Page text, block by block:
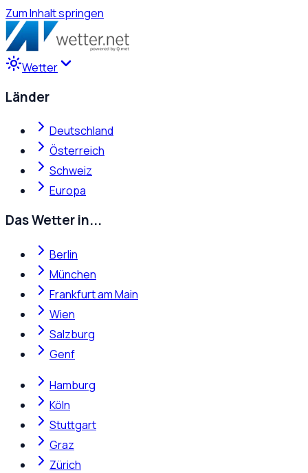
Zum Inhalt springen
Wetter
Länder
Deutschland
Österreich
Schweiz
Europa
Das Wetter in...
Berlin
München
Frankfurt am Main
Wien
Salzburg
Genf
Hamburg
Köln
Stuttgart
Graz
Zürich